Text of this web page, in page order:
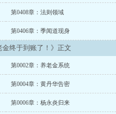
第0408章：法则领域
第0406章：季闻道现身
金终于到账了！》正文
第0002章：养老金系统
第0004章：黄丹华告密
第0006章：杨永炎归来